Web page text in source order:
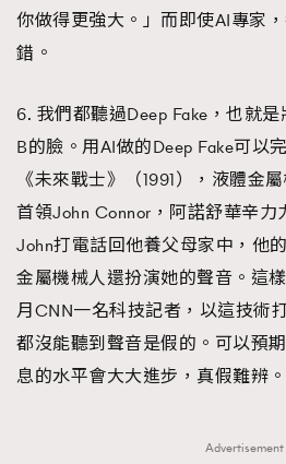
你做得更強大。」而即使AI專家
錯。
6. 我們都聽過Deep Fake，也就
B的臉。用AI做的Deep Fake可以
《未來戰士》（1991），液體金
首領John Connor，阿諾舒華辛力
John打電話回他養父母家中，他
金屬機械人還扮演她的聲音。這
月CNN一名科技記者，以這技術
都沒能聽到聲音是假的。可以預
息的水平會大大進步，真假難辨。
Advertisement